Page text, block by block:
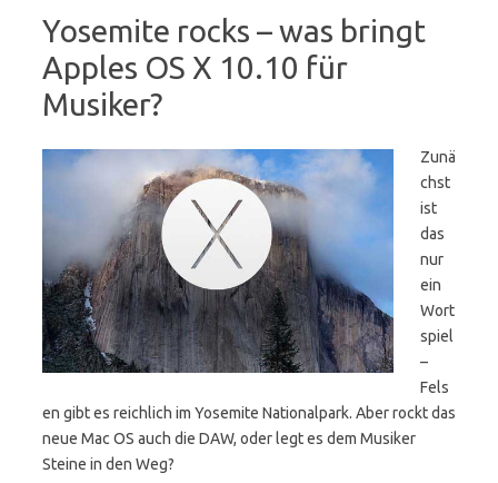
Yosemite rocks – was bringt
Apples OS X 10.10 für
Musiker?
Zunä
chst
ist
das
nur
ein
Wort
spiel
–
Fels
en gibt es reichlich im Yosemite Nationalpark. Aber rockt das
neue Mac OS auch die DAW, oder legt es dem Musiker
Steine in den Weg?